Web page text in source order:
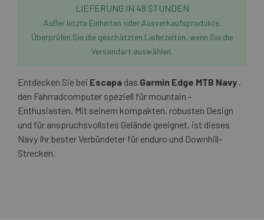
LIEFERUNG IN 48 STUNDEN
Außer letzte Einheiten oder Ausverkaufsprodukte.
Überprüfen Sie die geschätzten Lieferzeiten, wenn Sie die
Versandart auswählen.
Entdecken Sie bei Escapa das Garmin Edge MTB Navy ,
den Fahrradcomputer speziell für mountain -
Enthusiasten. Mit seinem kompakten, robusten Design
und für anspruchsvollstes Gelände geeignet, ist dieses
Navy Ihr bester Verbündeter für enduro und Downhill-
Strecken.